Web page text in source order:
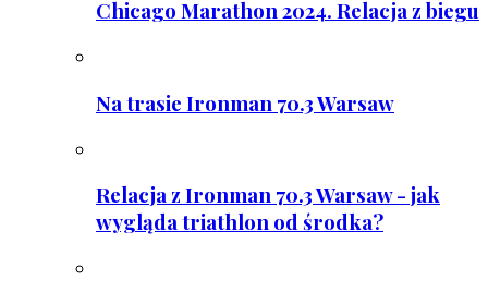
Chicago Marathon 2024. Relacja z biegu
Na trasie Ironman 70.3 Warsaw
Relacja z Ironman 70.3 Warsaw - jak
wygląda triathlon od środka?